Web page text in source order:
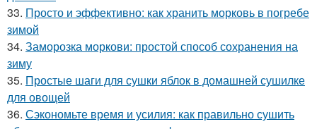
33. Просто и эффективно: как хранить морковь в погребе
зимой
34. Заморозка моркови: простой способ сохранения на
зиму
35. Простые шаги для сушки яблок в домашней сушилке
для овощей
36. Сэкономьте время и усилия: как правильно сушить